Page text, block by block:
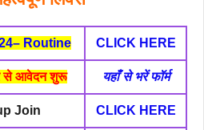
Routine CLICK HERE
से आवेदन शुरू यहाँ से भरें फॉर्म
Join CLICK HERE